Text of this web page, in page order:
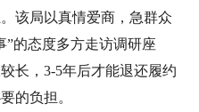
该局以真情爱商，急群众
”的态度多方走访调研座
长，3-5年后才能退还履约
的负担。